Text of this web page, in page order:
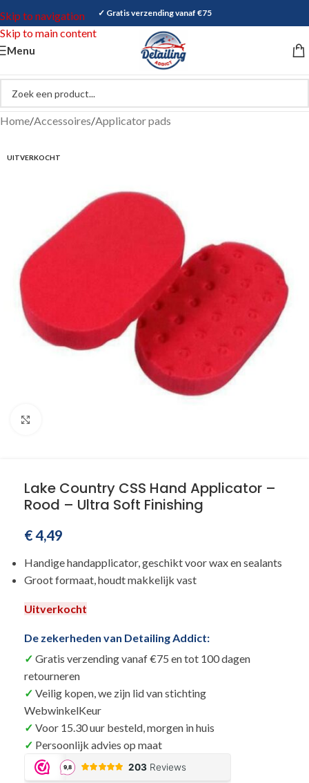
Skip to navigation
Skip to main content
✓ Gratis verzending vanaf €75
Menu
Home/Accessoires/Applicator pads
UITVERKOCHT
Lake Country CSS Hand Applicator –
Rood – Ultra Soft Finishing
€4,49
Handige handapplicator, geschikt voor wax en sealants
Groot formaat, houdt makkelijk vast
Uitverkocht
De zekerheden van Detailing Addict:
Gratis verzending vanaf €75 en tot 100 dagen
retourneren
Veilig kopen, we zijn lid van stichting
WebwinkelKeur
Voor 15.30 uur besteld, morgen in huis
Persoonlijk advies op maat